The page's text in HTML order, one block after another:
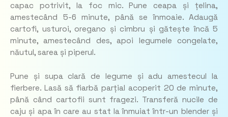
capac potrivit, la foc mic. Pune ceapa și țelina,
amestecând 5-6 minute, până se înmoaie. Adaugă
cartofi, usturoi, oregano și cimbru și gătește încă 5
minute, amestecând des, apoi legumele congelate,
năutul, sarea și piperul.
Pune și supa clară de legume și adu amestecul la
fierbere. Lasă să fiarbă parțial acoperit 20 de minute,
până când cartofii sunt fragezi. Transferă nucile de
caju și apa în care au stat la înmuiat într-un blender și